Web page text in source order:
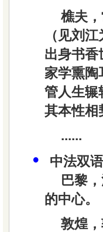
樵夫
（见刘
出身书香
家学熏陶
管人生辗
其本性相
......
•
中法双
巴黎
的中心。
敦煌